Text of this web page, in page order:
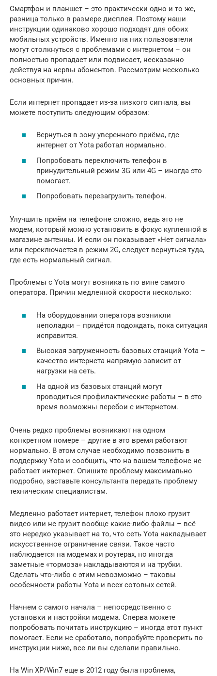
Смартфон и планшет – это практически одно и то же,
разница только в размере дисплея. Поэтому наши
инструкции одинаково хорошо подходят для обоих
мобильных устройств. Именно на них пользователи
могут столкнуться с проблемами с интернетом – он
полностью пропадает или подвисает, несказанно
действуя на нервы абонентов. Рассмотрим несколько
основных причин.
Если интернет пропадает из-за низкого сигнала, вы
можете поступить следующим образом:
Вернуться в зону уверенного приёма, где
интернет от Yota работал нормально.
Попробовать переключить телефон в
принудительный режим 3G или 4G – иногда это
помогает.
Попробовать перезагрузить телефон.
Улучшить приём на телефоне сложно, ведь это не
модем, который можно установить в фокус купленной в
магазине антенны. И если он показывает «Нет сигнала»
или переключается в режим 2G, следует вернуться туда,
где есть нормальный сигнал.
Проблемы с Yota могут возникать по вине самого
оператора. Причин медленной скорости несколько:
На оборудовании оператора возникли
неполадки – придётся подождать, пока ситуация
исправится.
Высокая загруженность базовых станций Yota –
качество интернета напрямую зависит от
нагрузки на сеть.
На одной из базовых станций могут
проводиться профилактические работы – в это
время возможны перебои с интернетом.
Очень редко проблемы возникают на одном
конкретном номере – другие в это время работают
нормально. В этом случае необходимо позвонить в
поддержку Yota и сообщить, что на вашем телефоне не
работает интернет. Опишите проблему максимально
подробно, заставьте консультанта передать проблему
техническим специалистам.
Медленно работает интернет, телефон плохо грузит
видео или не грузит вообще какие-либо файлы – всё
это нередко указывает на то, что сеть Yota накладывает
искусственное ограничение связи. Такое часто
наблюдается на модемах и роутерах, но иногда
заметные «тормоза» накладываются и на трубки.
Сделать что-либо с этим невозможно – таковы
особенности работы Yota и всех сотовых сетей.
Начнем с самого начала – непосредственно с
установки и настройки модема. Сперва можете
попробовать почитать инструкцию – иногда этот пункт
помогает. Если не сработало, попробуйте проверить по
инструкции ниже, все ли вы сделали правильно.
На Win XP/Win7 еще в 2012 году была проблема,